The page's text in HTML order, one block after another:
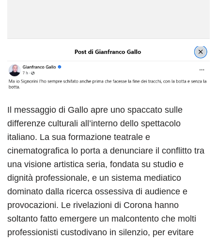
Il messaggio di Gallo apre uno spaccato sulle
differenze culturali all’interno dello spettacolo
italiano. La sua formazione teatrale e
cinematografica lo porta a denunciare il conflitto tra
una visione artistica seria, fondata su studio e
dignità professionale, e un sistema mediatico
dominato dalla ricerca ossessiva di audience e
provocazioni. Le rivelazioni di Corona hanno
soltanto fatto emergere un malcontento che molti
professionisti custodivano in silenzio, per evitare